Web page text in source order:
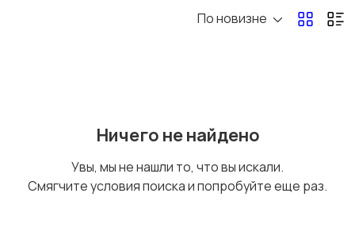
Оформление
По новизне
Ничего не найдено
Увы, мы не нашли то, что вы искали.
Смягчите условия поиска и попробуйте еще раз.